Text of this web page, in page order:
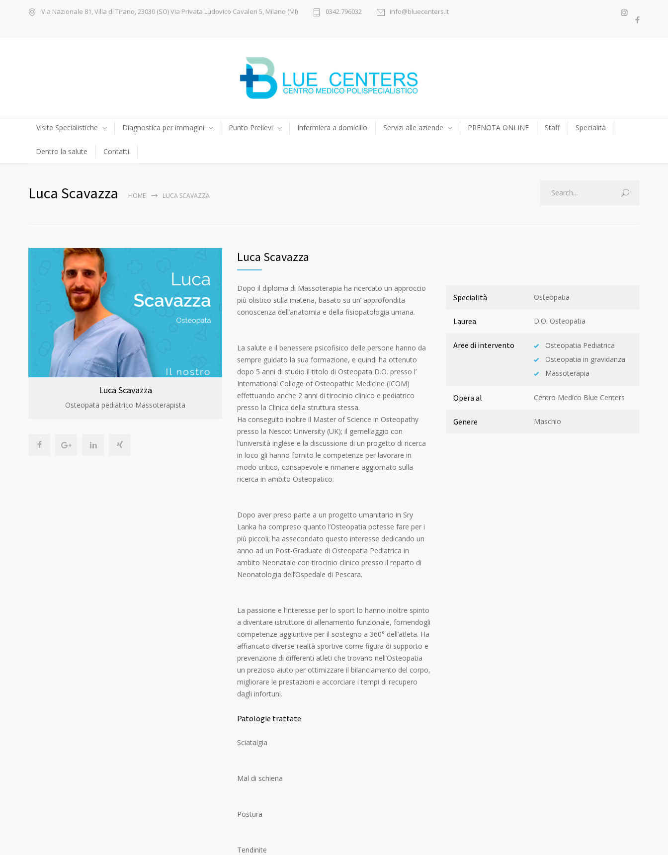
Via Nazionale 81, Villa di Tirano, 23030 (SO) Via Privata Ludovico Cavaleri 5, Milano (MI) 0342.796032 info@bluecenters.it
Visite Specialistiche Diagnostica per immagini Punto Prelievi Infermiera a domicilio Servizi alle aziende PRENOTA ONLINE Staff Specialità
Dentro la salute Contatti
Luca Scavazza HOME LUCA SCAVAZZA
Luca Scavazza
Osteopata pediatrico Massoterapista
Luca Scavazza
Dopo il diploma di Massoterapia ha ricercato un approccio
più olistico sulla materia, basato su un’ approfondita
conoscenza dell’anatomia e della fisiopatologia umana.
La salute e il benessere psicofisico delle persone hanno da
sempre guidato la sua formazione, e quindi ha ottenuto
dopo 5 anni di studio il titolo di Osteopata D.O. presso l’
International College of Osteopathic Medicine (ICOM)
effettuando anche 2 anni di tirocinio clinico e pediatrico
presso la Clinica della struttura stessa.
Ha conseguito inoltre il Master of Science in Osteopathy
presso la Nescot University (UK); il gemellaggio con
l’università inglese e la discussione di un progetto di ricerca
in loco gli hanno fornito le competenze per lavorare in
modo critico, consapevole e rimanere aggiornato sulla
ricerca in ambito Osteopatico.
Dopo aver preso parte a un progetto umanitario in Sry
Lanka ha compreso quanto l’Osteopatia potesse fare per i
più piccoli; ha assecondato questo interesse dedicando un
anno ad un Post-Graduate di Osteopatia Pediatrica in
ambito Neonatale con tirocinio clinico presso il reparto di
Neonatologia dell’Ospedale di Pescara.
La passione e l’interesse per lo sport lo hanno inoltre spinto
a diventare istruttore di allenamento funzionale, fornendogli
competenze aggiuntive per il sostegno a 360° dell’atleta. Ha
affiancato diverse realtà sportive come figura di supporto e
prevenzione di differenti atleti che trovano nell’Osteopatia
un prezioso aiuto per ottimizzare il bilanciamento del corpo,
migliorare le prestazioni e accorciare i tempi di recupero
dagli infortuni.
Patologie trattate
Sciatalgia
Mal di schiena
Postura
Tendinite
Specialità Osteopatia
Laurea D.O. Osteopatia
Aree di intervento
Osteopatia Pediatrica
Osteopatia in gravidanza
Massoterapia
Opera al Centro Medico Blue Centers
Genere Maschio